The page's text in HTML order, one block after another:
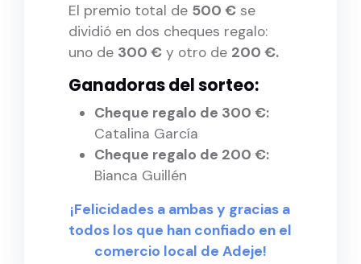
El premio total de 500 €se
dividió en dos cheques regalo:
uno de 300 €y otro de 200 €.
Ganadoras del sorteo:
Cheque regalo de 300 €:
Catalina García
Cheque regalo de 200 €:
Bianca Guillén
¡Felicidades a ambas y gracias a
todos los que han confiado en el
comercio local de Adeje!